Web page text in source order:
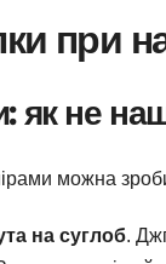
при
як не
можна
на суглоб.